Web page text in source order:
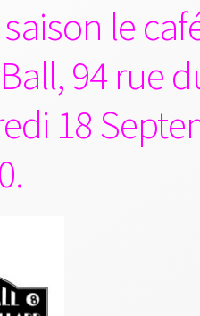
le
94 rue
18